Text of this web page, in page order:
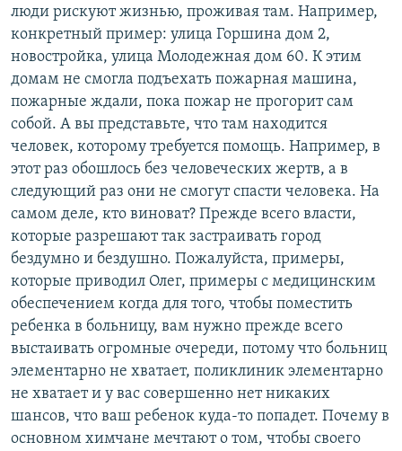
люди рискуют жизнью, проживая там. Например,
конкретный пример: улица Горшина дом 2,
новостройка, улица Молодежная дом 60. К этим
домам не смогла подъехать пожарная машина,
пожарные ждали, пока пожар не прогорит сам
собой. А вы представьте, что там находится
человек, которому требуется помощь. Например, в
этот раз обошлось без человеческих жертв, а в
следующий раз они не смогут спасти человека. На
самом деле, кто виноват? Прежде всего власти,
которые разрешают так застраивать город
бездумно и бездушно. Пожалуйста, примеры,
которые приводил Олег, примеры с медицинским
обеспечением когда для того, чтобы поместить
ребенка в больницу, вам нужно прежде всего
выстаивать огромные очереди, потому что больниц
элементарно не хватает, поликлиник элементарно
не хватает и у вас совершенно нет никаких
шансов, что ваш ребенок куда-то попадет. Почему в
основном химчане мечтают о том, чтобы своего